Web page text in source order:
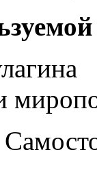
Н.В.